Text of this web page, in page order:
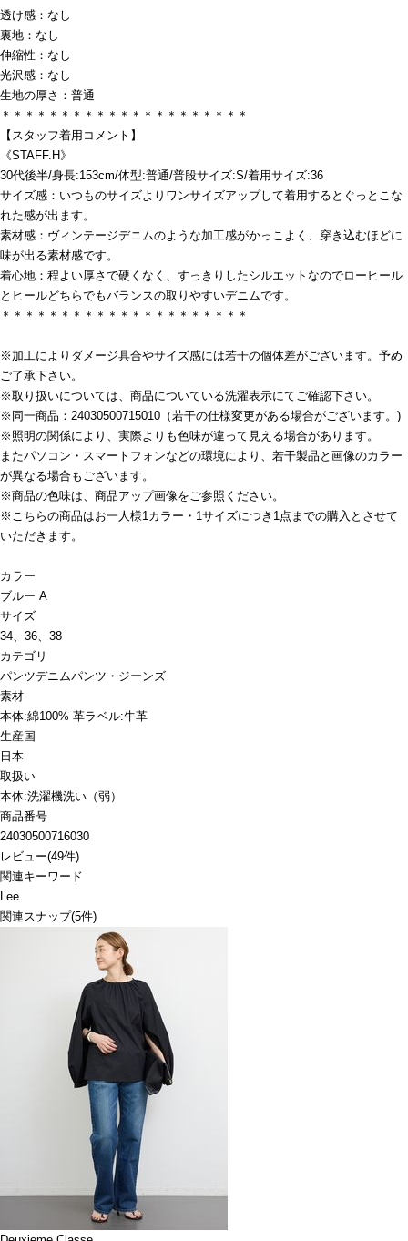
透け感：なし
裏地：なし
伸縮性：なし
光沢感：なし
生地の厚さ：普通
＊＊＊＊＊＊＊＊＊＊＊＊＊＊＊＊＊＊＊＊＊
【スタッフ着用コメント】
《STAFF.H》
30代後半/身長:153cm/体型:普通/普段サイズ:S/着用サイズ:36
サイズ感：いつものサイズよりワンサイズアップして着用するとぐっとこな
れた感が出ます。
素材感：ヴィンテージデニムのような加工感がかっこよく、穿き込むほどに
味が出る素材感です。
着心地：程よい厚さで硬くなく、すっきりしたシルエットなのでローヒール
とヒールどちらでもバランスの取りやすいデニムです。
＊＊＊＊＊＊＊＊＊＊＊＊＊＊＊＊＊＊＊＊＊
※加工によりダメージ具合やサイズ感には若干の個体差がございます。予め
ご了承下さい。
※取り扱いについては、商品についている洗濯表示にてご確認下さい。
※同一商品：24030500715010（若干の仕様変更がある場合がございます。)
※照明の関係により、実際よりも色味が違って見える場合があります。
またパソコン・スマートフォンなどの環境により、若干製品と画像のカラー
が異なる場合もございます。
※商品の色味は、商品アップ画像をご参照ください。
※こちらの商品はお一人様1カラー・1サイズにつき1点までの購入とさせて
いただきます。
カラー
ブルー A
サイズ
34、36、38
カテゴリ
パンツデニムパンツ・ジーンズ
素材
本体:綿100% 革ラベル:牛革
生産国
日本
取扱い
本体:洗濯機洗い（弱）
商品番号
24030500716030
レビュー(49件)
関連キーワード
Lee
関連スナップ(5件)